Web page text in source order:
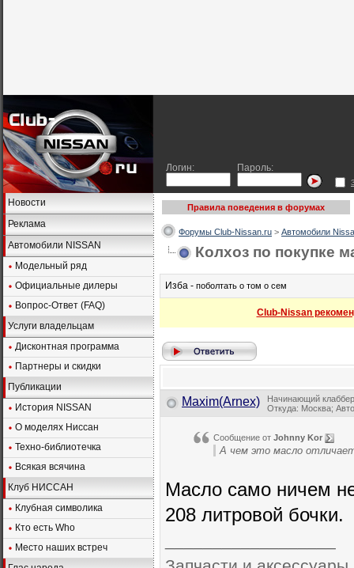
Логин: Пароль:
Новости
Реклама
Автомобили NISSAN
Модельный ряд
Официальные дилеры
Вопрос-Ответ (FAQ)
Услуги владельцам
Дисконтная программа
Партнеры и скидки
Публикации
История NISSAN
О моделях Ниссан
Техно-библиотечка
Всякая всячина
Клуб НИССАН
Клубная символика
Кто есть Who
Место наших встреч
Правила поведения в форумах
Форумы Club-Nissan.ru > Автомобили
Колхоз по покупке
Изба - поболтать о том о сем
Club-Nissan
Maxim(Arnex)
Начинающий клаббер
Откуда: Москва;
Сообщение от Johnny Kor
А чем это масло
Масло само ничем
208 литровой бочки.